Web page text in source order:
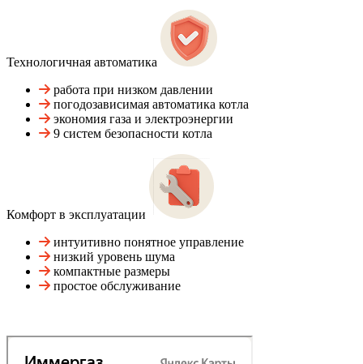
Технологичная автоматика
работа при низком давлении
погодозависимая автоматика котла
экономия газа и электроэнергии
9 систем безопасности котла
Комфорт в эксплуатации
интуитивно понятное управление
низкий уровень шума
компактные размеры
простое обслуживание